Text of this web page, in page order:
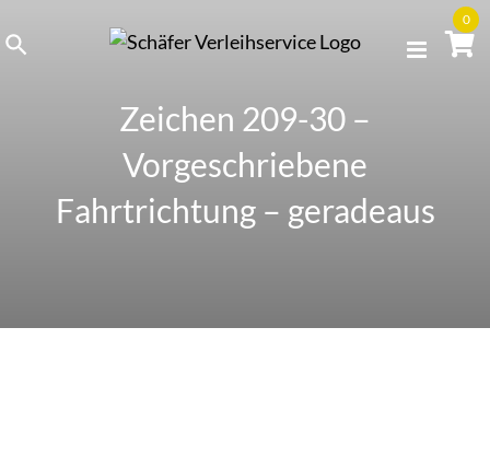
to
Zeichen 209-30 –
Vorgeschriebene
Fahrtrichtung – geradeaus
0